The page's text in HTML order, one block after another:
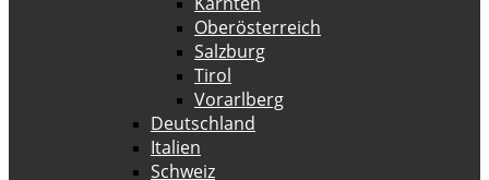
Oberösterreich
Salzburg
Tirol
Vorarlberg
Deutschland
Italien
Schweiz